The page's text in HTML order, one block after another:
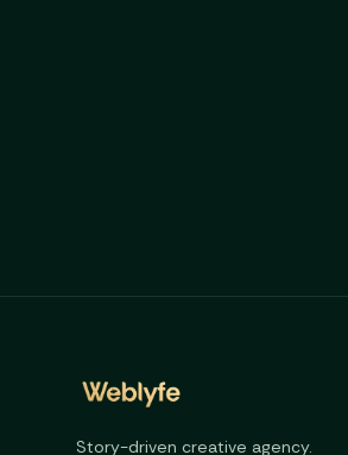
Story-driven creative agency.